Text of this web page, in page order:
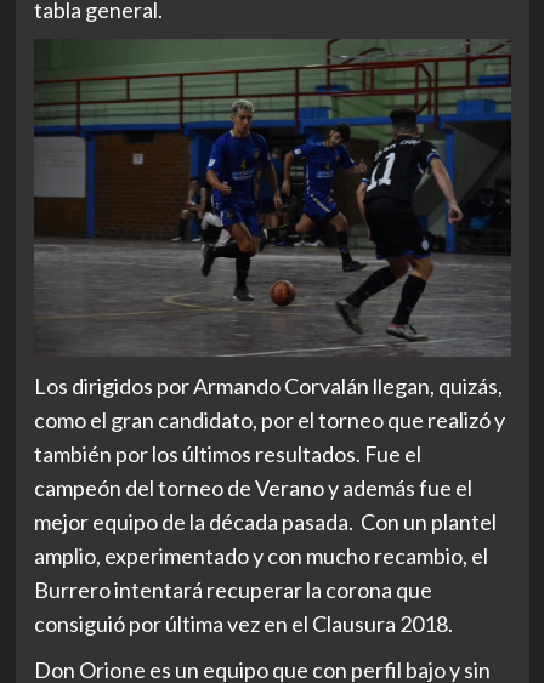
tabla general.
Los dirigidos por Armando Corvalán llegan, quizás,
como el gran candidato, por el torneo que realizó y
también por los últimos resultados. Fue el
campeón del torneo de Verano y además fue el
mejor equipo de la década pasada. Con un plantel
amplio, experimentado y con mucho recambio, el
Burrero intentará recuperar la corona que
consiguió por última vez en el Clausura 2018.
Don Orione es un equipo que con perfil bajo y sin